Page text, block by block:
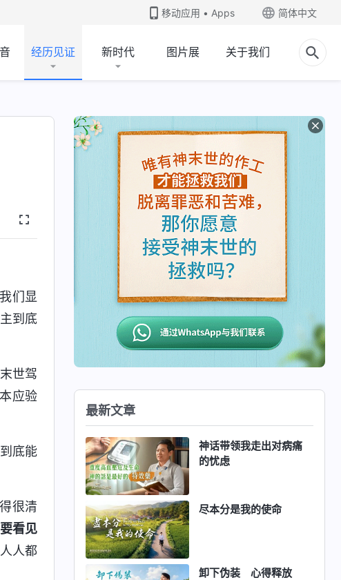
移动应用 • Apps 简体中文
经历见证 新时代 图片展 关于我们
们显
到底
世驾
应验
底能
很清
看见
人都
最新文章
神话带领我走出对病痛
的忧虑
尽本分是我的使命
卸下伪装 心得释放